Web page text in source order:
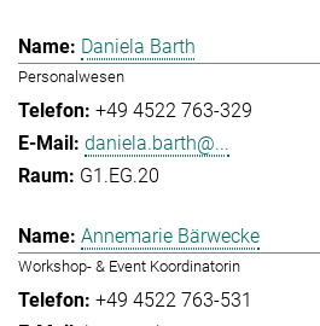
Daniela Barth
Personalwesen
+49 4522 763-329
daniela.barth@...
G1.EG.20
Annemarie Bärwecke
Workshop- & Event Koordinatorin
+49 4522 763-531